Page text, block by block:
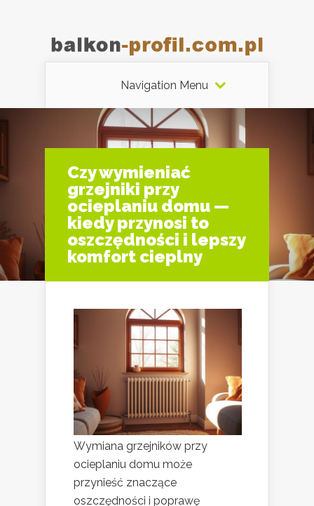
Navigation Menu
Czy wymieniać
grzejniki przy
ocieplaniu domu —
kiedy przynosi to
oszczędności i lepszy
komfort cieplny
Wymiana grzejników przy
ocieplaniu domu może
przynieść znaczące
oszczędności i poprawę